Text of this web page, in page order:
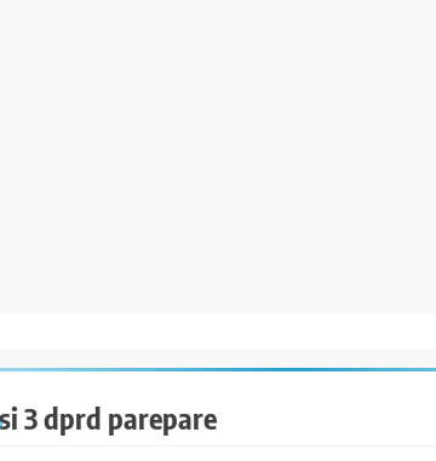
3 dprd parepare